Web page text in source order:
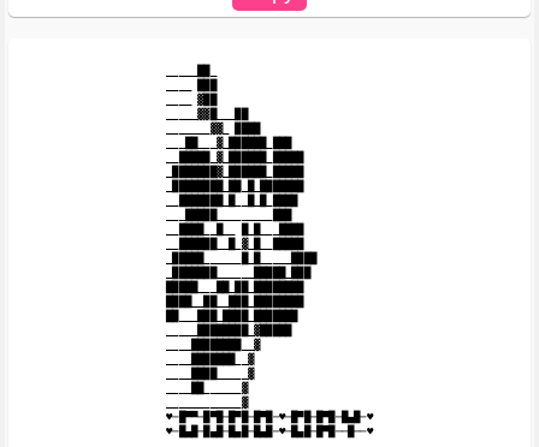
____ ▓██
_____▓▓█___██
_______▓▓_ ████
___██___▓_██████_███
__█████_▓_██████_█████
_███████▓_██████_█████
__██████__█_▓_█__█████
_____████████_▓█████
____████████__▓
____███████__▓
____████_____▓
____██______▓
____________▓
♥─█▀▀─█▀█─█▀█─█▀█─♥─█▀█─█▀█─█▄█─♥
♥─█▄█─█▄█─█▄█─█▄█─♥─█▄█─█▀█──█──♥